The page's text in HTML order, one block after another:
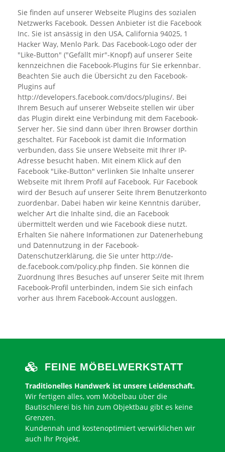
Sie finden auf unserer Webseite Plugins des sozialen
Netzwerks Facebook. Dessen Anbieter ist die Facebook
Inc. Sie ist ansässig in den USA, California 94025, 1
Hacker Way, Menlo Park. Das Facebook-Logo oder der
"Like-Button" ("Gefällt mir"-Knopf) auf unserer Seite
kennzeichnen die Facebook-Plugins für Sie erkennbar.
Beachten Sie auch die Übersicht zu den Facebook-
Plugins auf
http://developers.facebook.com/docs/plugins/. Bei
Ihrem Besuch auf unserer Webseite stellen wir über
das Plugin direkt eine Verbindung mit dem Facebook-
Server her. Sie sind dann über Ihren Browser dorthin
geschaltet. Für Facebook ist damit die Information
verbunden, dass Sie unsere Webseite mit Ihrer IP-
Adresse besucht haben. Mit einem Klick auf den
Facebook "Like-Button" verlinken Sie Inhalte unserer
Webseite mit Ihrem Profil auf Facebook. Für Facebook
wird der Besuch auf unserer Seite Ihrem Benutzerkonto
zuordenbar. Dabei haben wir keine Kenntnis darüber,
welcher Art die Inhalte sind, die an Facebook
übermittelt werden und wie Facebook diese nutzt.
Erhalten Sie nähere Informationen zur Datenerhebung
und Datennutzung in der Facebook-
Datenschutzerklärung, die Sie unter http://de-
de.facebook.com/policy.php finden. Sie können die
Zuordnung Ihres Besuches auf unserer Seite mit Ihrem
Facebook-Profil unterbinden, indem Sie sich einfach
vorher aus Ihrem Facebook-Account ausloggen.
FEINE MÖBELWERKSTATT
Traditionelles Handwerk ist unsere Leidenschaft.
Wir fertigen alles, vom Möbelbau über die
Bautischlerei bis hin zum Objektbau gibt es keine
Grenzen.
Kundennah und kostenoptimiert verwirklichen wir
auch Ihr Projekt.